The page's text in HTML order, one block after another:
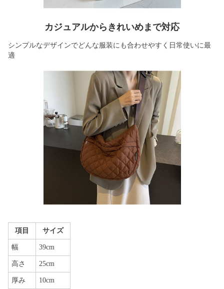
カジュアルからきれいめまで対応
シンプルなデザインでどんな服装にも合わせやすく日常使いに最
適
項目 サイズ
幅 39cm
高さ 25cm
厚み 10cm